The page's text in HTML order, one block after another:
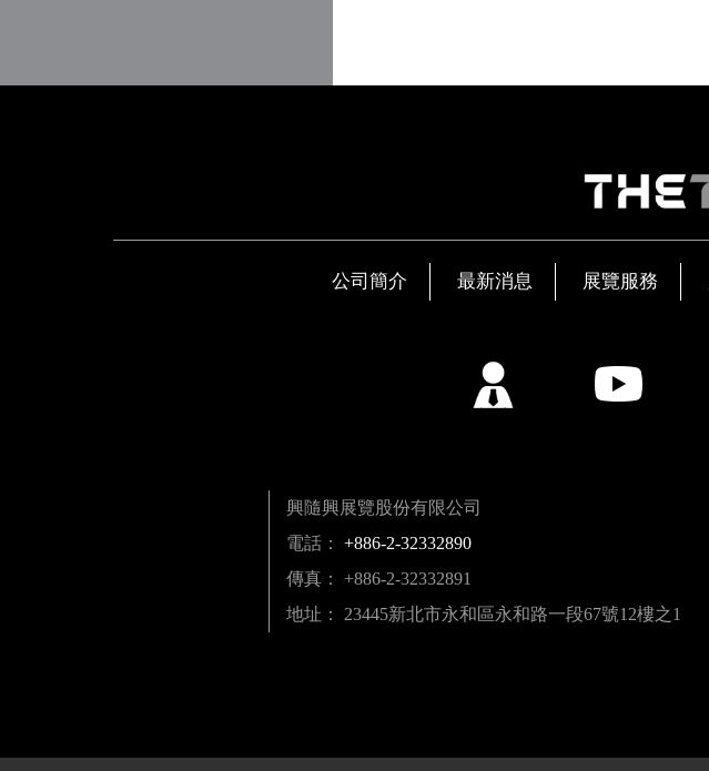
公司簡介 最新消息 展覽服務
興隨興展覽股份有限公司
電話： +886-2-32332890
傳真： +886-2-32332891
地址： 23445新北市永和區永和路一段67號12樓之1